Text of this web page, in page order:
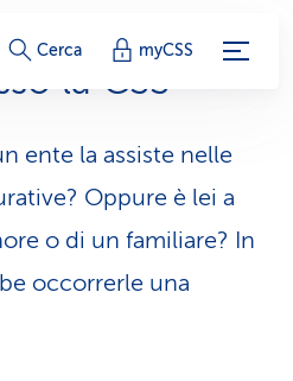
c
o
l
l
e
g
Cerca myCSS
la CSS
ente la assiste nelle
Oppure è lei a
o di un familiare? In
occorrerle una